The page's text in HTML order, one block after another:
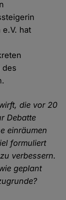
hat
des
die vor 20
Debatte
einräumen
formuliert
verbessern.
geplant